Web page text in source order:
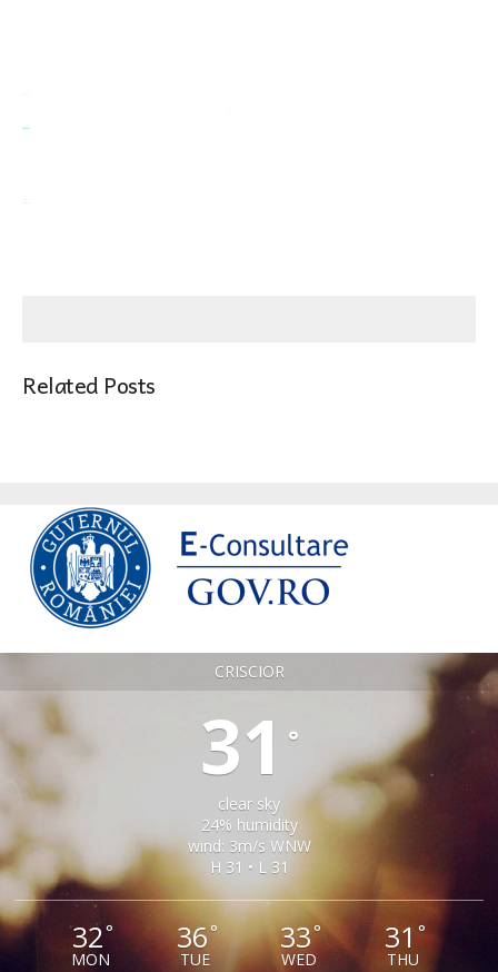
Related Posts
CRISCIOR
31 °
clear sky
24% humidity
wind: 3m/s WNW
H 31 • L 31
32°
MON
36°
TUE
33°
WED
31 °
THU